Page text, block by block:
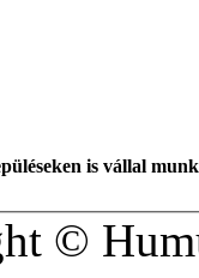
is vállal
©